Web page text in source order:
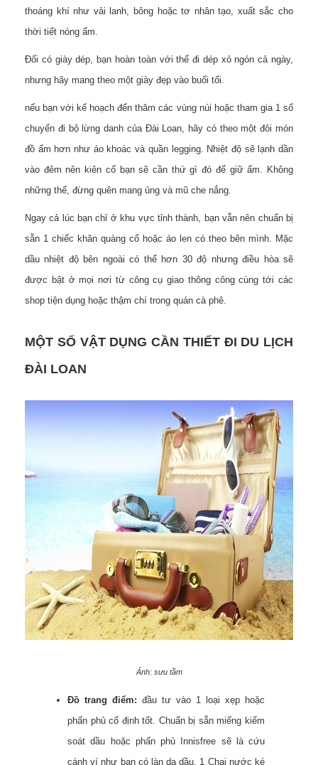
thoáng khí như vải lanh, bông hoặc tơ nhân tạo, xuất sắc cho
thời tiết nóng ẩm.
Đối có giày dép, bạn hoàn toàn với thể đi dép xỏ ngón cả ngày,
nhưng hãy mang theo một giày đẹp vào buổi tối.
nếu bạn với kế hoạch đến thăm các vùng núi hoặc tham gia 1 số
chuyến đi bộ lừng danh của Đài Loan, hãy có theo một đôi món
đồ ấm hơn như áo khoác và quần legging. Nhiệt độ sẽ lạnh dần
vào đêm nên kiên cố bạn sẽ cần thứ gì đó để giữ ấm. Không
những thế, đừng quên mang ủng và mũ che nắng.
Ngay cả lúc bạn chỉ ở khu vực tỉnh thành, bạn vẫn nên chuẩn bị
sẵn 1 chiếc khăn quàng cổ hoặc áo len có theo bên mình. Mặc
dầu nhiệt độ bên ngoài có thể hơn 30 độ nhưng điều hòa sẽ
được bật ở mọi nơi từ công cụ giao thông công cùng tới các
shop tiện dụng hoặc thậm chí trong quán cà phê.
MỘT SỐ VẬT DỤNG CẦN THIẾT ĐI DU LỊCH
ĐÀI LOAN
Ảnh: sưu tầm
Đồ trang điểm: đầu tư vào 1 loại xẹp hoặc
phấn phủ cố định tốt. Chuẩn bị sẵn miếng kiểm
soát dầu hoặc phấn phủ Innisfree sẽ là cứu
cánh ví như bạn có làn da dầu. 1 Chai nước ké